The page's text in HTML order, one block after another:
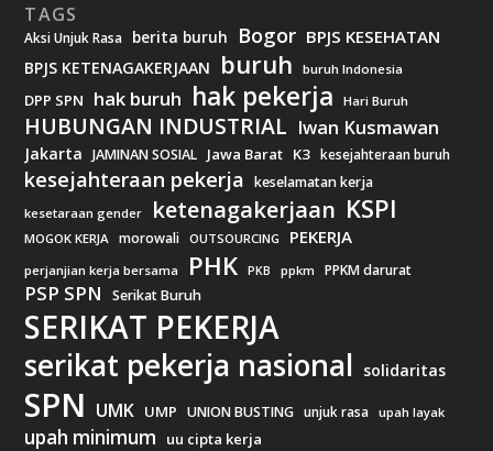
TAGS
Aksi Unjuk Rasa berita buruh Bogor BPJS KESEHATAN
BPJS KETENAGAKERJAAN buruh buruh Indonesia
DPP SPN hak buruh hak pekerja Hari Buruh
HUBUNGAN INDUSTRIAL Iwan Kusmawan
Jakarta JAMINAN SOSIAL Jawa Barat K3 kesejahteraan buruh
kesejahteraan pekerja keselamatan kerja
kesetaraan gender ketenagakerjaan KSPI
MOGOK KERJA morowali OUTSOURCING PEKERJA
perjanjian kerja bersama PHK PKB ppkm PPKM darurat
PSP SPN Serikat Buruh
SERIKAT PEKERJA
serikat pekerja nasional solidaritas
SPN UMK UMP UNION BUSTING unjuk rasa upah layak
upah minimum uu cipta kerja